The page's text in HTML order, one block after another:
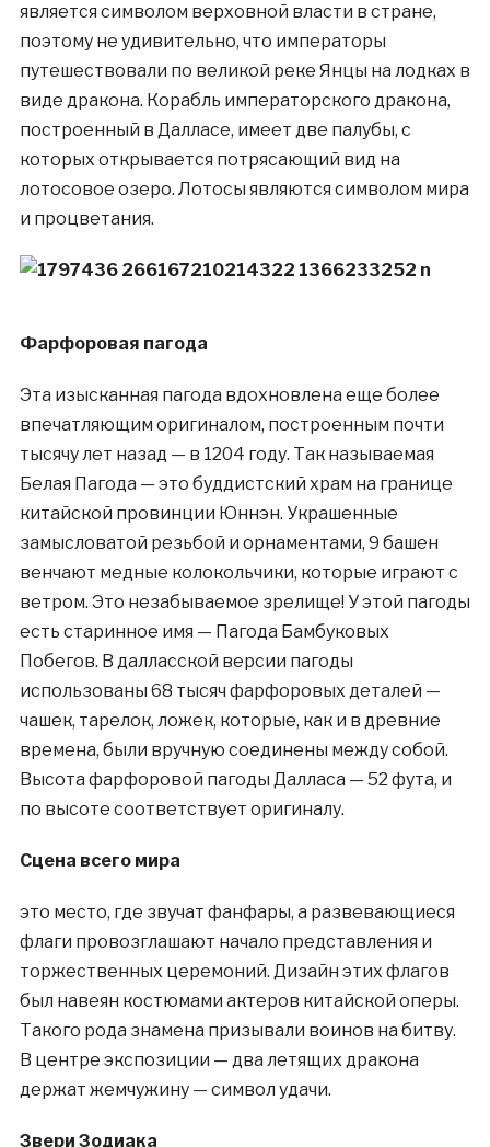
является символом верховной власти в стране,
поэтому не удивительно, что императоры
путешествовали по великой реке Янцы на лодках в
виде дракона. Корабль императорского дракона,
построенный в Далласе, имеет две палубы, с
которых открывается потрясающий вид на
лотосовое озеро. Лотосы являются символом мира
и процветания.
Фарфоровая пагода
Эта изысканная пагода вдохновлена еще более
впечатляющим оригиналом, построенным почти
тысячу лет назад — в 1204 году. Так называемая
Белая Пагода — это буддистский храм на границе
китайской провинции Юннэн. Украшенные
замысловатой резьбой и орнаментами, 9 башен
венчают медные колокольчики, которые играют с
ветром. Это незабываемое зрелище! У этой пагоды
есть старинное имя — Пагода Бамбуковых
Побегов. В далласской версии пагоды
использованы 68 тысяч фарфоровых деталей —
чашек, тарелок, ложек, которые, как и в древние
времена, были вручную соединены между собой.
Высота фарфоровой пагоды Далласа — 52 фута, и
по высоте соответствует оригиналу.
Сцена всего мира
это место, где звучат фанфары, а развевающиеся
флаги провозглашают начало представления и
торжественных церемоний. Дизайн этих флагов
был навеян костюмами актеров китайской оперы.
Такого рода знамена призывали воинов на битву.
В центре экспозиции — два летящих дракона
держат жемчужину — символ удачи.
Звери Зодиака